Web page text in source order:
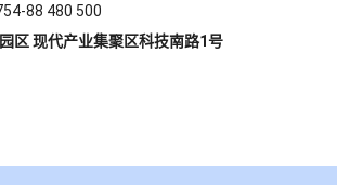
88 480 500
区 现代产业集聚区科技南路1号